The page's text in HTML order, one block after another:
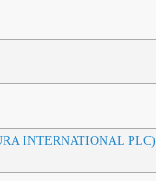
INTERNATIONAL PLC)